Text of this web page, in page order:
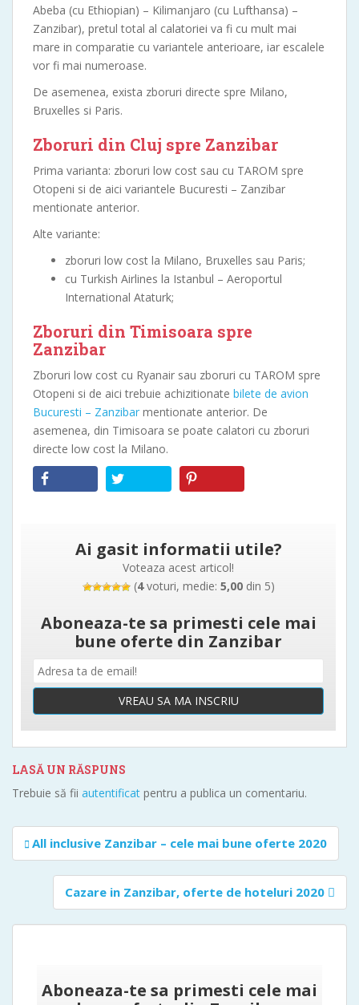
Abeba (cu Ethiopian) – Kilimanjaro (cu Lufthansa) –
Zanzibar), pretul total al calatoriei va fi cu mult mai
mare in comparatie cu variantele anterioare, iar escalele
vor fi mai numeroase.
De asemenea, exista zboruri directe spre Milano,
Bruxelles si Paris.
Zboruri din Cluj spre Zanzibar
Prima varianta: zboruri low cost sau cu TAROM spre
Otopeni si de aici variantele Bucuresti – Zanzibar
mentionate anterior.
Alte variante:
zboruri low cost la Milano, Bruxelles sau Paris;
cu Turkish Airlines la Istanbul – Aeroportul
International Ataturk;
Zboruri din Timisoara spre
Zanzibar
Zboruri low cost cu Ryanair sau zboruri cu TAROM spre
Otopeni si de aici trebuie achizitionate bilete de avion
Bucuresti – Zanzibar mentionate anterior. De
asemenea, din Timisoara se poate calatori cu zboruri
directe low cost la Milano.
Ai gasit informatii utile?
Voteaza acest articol!
(4voturi, medie: 5,00din 5)
Aboneaza-te sa primesti cele mai
bune oferte din Zanzibar
VREAU SA MA INSCRIU
LASĂ UN RĂSPUNS
Trebuie să fii autentificat pentru a publica un comentariu.
Navigare
în
articole
All inclusive Zanzibar – cele mai bune oferte 2020
Cazare in Zanzibar, oferte de hoteluri 2020
Aboneaza-te sa primesti cele mai